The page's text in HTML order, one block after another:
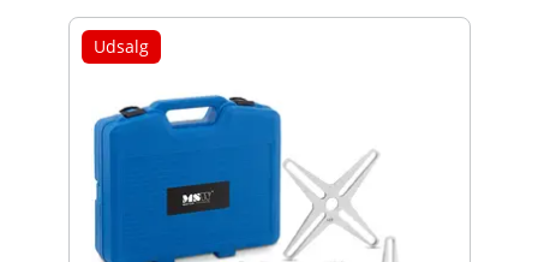
Udsalg